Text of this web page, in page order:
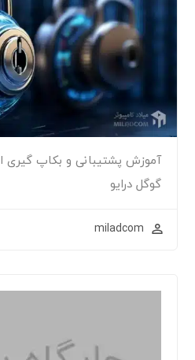
آموزش پشتیبانی و بکاپ گیری
گوگل درایو
miladcom